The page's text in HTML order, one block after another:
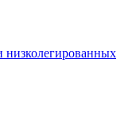
низколегированных